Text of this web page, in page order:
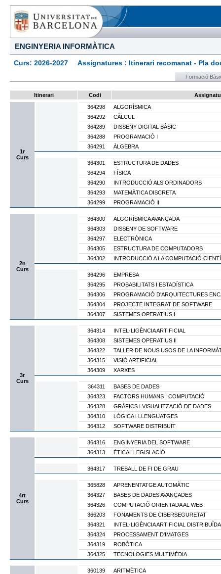
ENGINYERIA INFORMÀTICA
Curs: 2026-2027 Assignatures : Itinerari recomanat - Pla
Formació
Itinerari Codi
1r
Curs
364298
ALGORÍSMICA
364292
CÀLCUL
364289
DISSENY DIGITAL BÀSIC
364288
PROGRAMACIÓ I
364291
ÀLGEBRA
364301
ESTRUCTURA DE DADES
364294
FÍSICA
364290
INTRODUCCIÓ ALS ORDINADORS
364293
MATEMÀTICA DISCRETA
364299
PROGRAMACIÓ II
2n
Curs
364300
ALGORÍSMICA AVANÇADA
364303
DISSENY DE SOFTWARE
364297
ELECTRÒNICA
364305
ESTRUCTURA DE COMPUTADORS
364302
INTRODUCCIÓ A LA COMPUTACIÓ
364296
EMPRESA
364295
PROBABILITATS I ESTADÍSTICA
364306
PROGRAMACIÓ D'ARQUITECTURES
364304
PROJECTE INTEGRAT DE SOFTWARE
364307
SISTEMES OPERATIUS I
3r
Curs
364314
INTEL·LIGÈNCIA ARTIFICIAL
364308
SISTEMES OPERATIUS II
364322
TALLER DE NOUS USOS DE LA
364315
VISIÓ ARTIFICIAL
364309
XARXES
364311
BASES DE DADES
364323
FACTORS HUMANS I COMPUTACIÓ
364328
GRÀFICS I VISUALITZACIÓ DE DADES
364310
LÒGICA I LLENGUATGES
364312
SOFTWARE DISTRIBUÏT
4rt
Curs
364316
ENGINYERIA DEL SOFTWARE
364313
ÈTICA I LEGISLACIÓ
364317 TREBALL DE FI DE GRAU
365828
APRENENTATGE AUTOMÀTIC
364327
BASES DE DADES AVANÇADES
364326
COMPUTACIÓ ORIENTADA AL WEB
366203
FONAMENTS DE CIBERSEGURETAT
364321
INTEL·LIGÈNCIA ARTIFICIAL DISTRIBUÏDA
364324
PROCESSAMENT D'IMATGES
364319
ROBÒTICA
364325
TECNOLOGIES MULTIMÈDIA
360139
ARITMÈTICA